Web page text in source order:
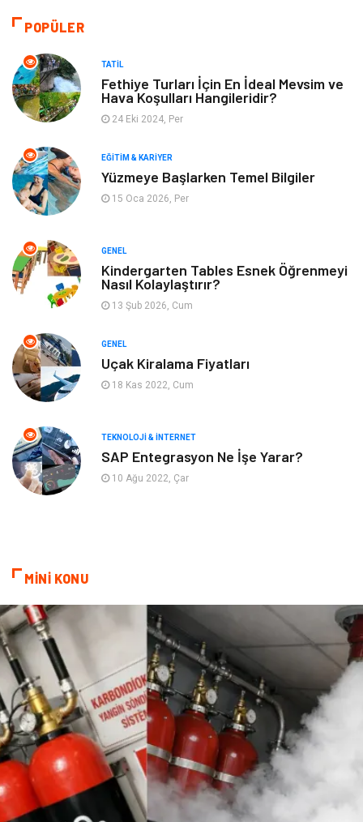
Dekorasyon
Tatil
Alışveriş Gençlik & Eğlence
Genel Kültür
Metal Evlilik Rehberi
Yeme & İçme Anne & Çocuk
Ev İşleri Gayrimenkul
Organizasyon
Astroloji Aksesuar
Mobilya diş sağlığı
Bebek Giyim
Mermer
POPÜLER
TATIL
Fethiye Turları İçin En İdeal Mevsim ve
Hava Koşulları Hangileridir?
24 Eki 2024, Per
EĞITIM & KARIYER
Yüzmeye Başlarken Temel Bilgiler
15 Oca 2026, Per
GENEL
Kindergarten Tables Esnek Öğrenmeyi
Nasıl Kolaylaştırır?
13 Şub 2026, Cum
GENEL
Uçak Kiralama Fiyatları
18 Kas 2022, Cum
TEKNOLOJI & İNTERNET
SAP Entegrasyon Ne İşe Yarar?
10 Ağu 2022, Çar
MİNİ KONU